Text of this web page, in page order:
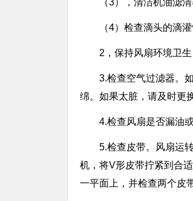
（4）检查滴头的滴
2，保持风扇环境卫
3.检查空气过滤器。
绵。如果太脏，请及时更
4.检查风扇是否漏油
5.检查皮带。风扇运
机，将V形皮带拧紧到合
一平面上，并检查两个皮